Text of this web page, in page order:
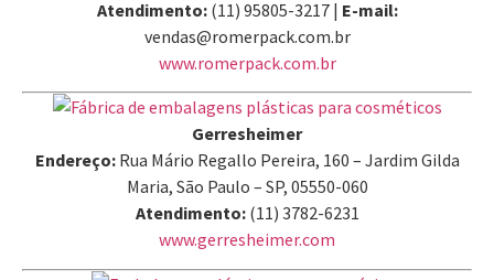
Atendimento:(11) 95805-3217 | E-mail:
vendas@romerpack.com.br
www.romerpack.com.br
Gerresheimer
Endereço:Rua Mário Regallo Pereira, 160 – Jardim Gilda
Maria, São Paulo – SP, 05550-060
Atendimento:(11) 3782-6231
www.gerresheimer.com